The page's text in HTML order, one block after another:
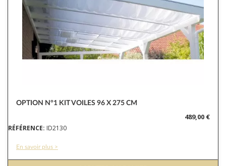
OPTION N°1 KIT VOILES 96 X 275 CM
489,00 €
RÉFÉRENCE: ID2130
En savoir plus >